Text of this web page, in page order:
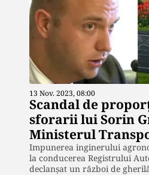
13 Nov. 2023, 08:00
Scandal de
sforarii lui Sorin
Ministerul
Impunerea inginerului
la conducerea Registrului
declanșat un război de